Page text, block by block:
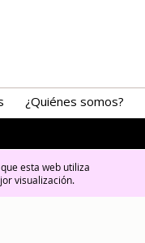
¿Quiénes somos?
esta web utiliza
visualización.